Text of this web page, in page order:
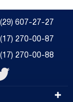
607-27-27
270-00-87
270-00-88